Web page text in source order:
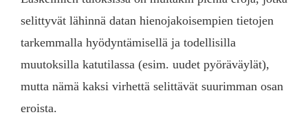
selittyvät lähinnä datan hienojakoisempien tietojen
tarkemmalla hyödyntämisellä ja todellisilla
muutoksilla katutilassa (esim. uudet pyöräväylät),
mutta nämä kaksi virhettä selittävät suurimman osan
eroista.